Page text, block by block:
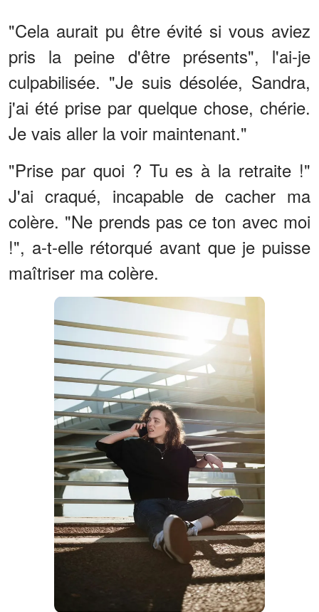
"Cela aurait pu être évité si vous aviez
pris la peine d'être présents", l'ai-je
culpabilisée. "Je suis désolée, Sandra,
j'ai été prise par quelque chose, chérie.
Je vais aller la voir maintenant."
"Prise par quoi ? Tu es à la retraite !"
J'ai craqué, incapable de cacher ma
colère. "Ne prends pas ce ton avec moi
!", a-t-elle rétorqué avant que je puisse
maîtriser ma colère.